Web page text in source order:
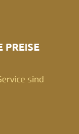
PREISE
sind